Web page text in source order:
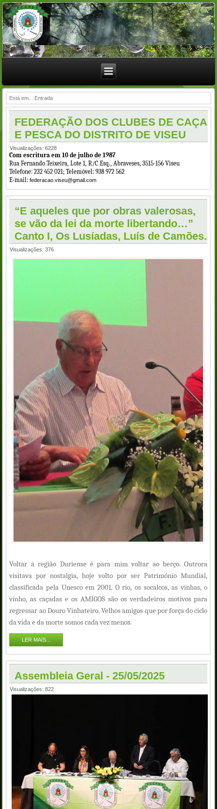
Está em... Entrada
FEDERAÇÃO DOS CLUBES DE CAÇA
E PESCA DO DISTRITO DE VISEU
Visualizações: 6228
Com escritura em 10 de julho de 1987
Rua Fernando Teixeira, Lote 1, R/C Esq., Abraveses, 3515-156 Viseu
Telefone: 232 452 021; Telemóvel: 938 972 562
E-mail:federacao.viseu@gmail.com
“E aqueles que por obras valerosas,
se vão da lei da morte libertando…”
Canto I, Os Lusíadas, Luís de Camões.
Visualizações: 376
Voltar à região Duriense é para mim voltar ao berço. Outrora
visitava por nostalgia, hoje volto por ser Património Mundial,
classificada pela Unesco em 2001. O rio, os socalcos, as vinhas, o
vinho, as caçadas e os AMIGOS são os verdadeiros motivos para
regressar ao Douro Vinhateiro. Velhos amigos que por força do ciclo
da vida e da morte somos cada vez menos.
LER MAIS...
Assembleia Geral - 25/05/2025
Visualizações: 822